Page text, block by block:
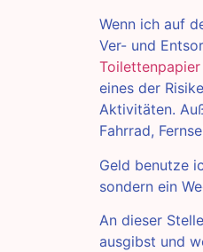
Wenn ich auf
Ver- und
Toilettenpapier
eines der
Aktivitäten.
Fahrrad,
Geld benutze
sondern ein
An dieser
ausgibst und